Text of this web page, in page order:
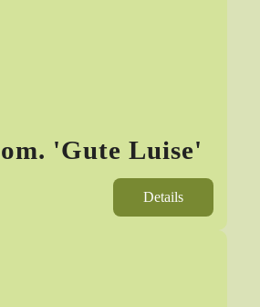
'Gute Luise'
Details